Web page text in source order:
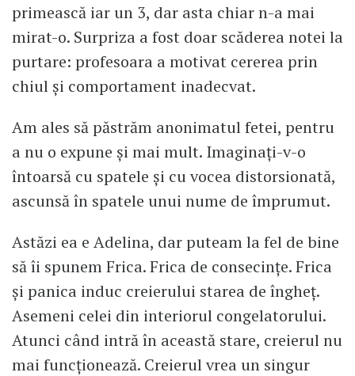
primească iar un 3, dar asta chiar n-a mai
mirat-o. Surpriza a fost doar scăderea notei la
purtare: profesoara a motivat cererea prin
chiul și comportament inadecvat.
Am ales să păstrăm anonimatul fetei, pentru
a nu o expune și mai mult. Imaginați-v-o
întoarsă cu spatele și cu vocea distorsionată,
ascunsă în spatele unui nume de împrumut.
Astăzi ea e Adelina, dar puteam la fel de bine
să îi spunem Frica. Frica de consecințe. Frica
și panica induc creierului starea de îngheț.
Asemeni celei din interiorul congelatorului.
Atunci când intră în această stare, creierul nu
mai funcționează. Creierul vrea un singur